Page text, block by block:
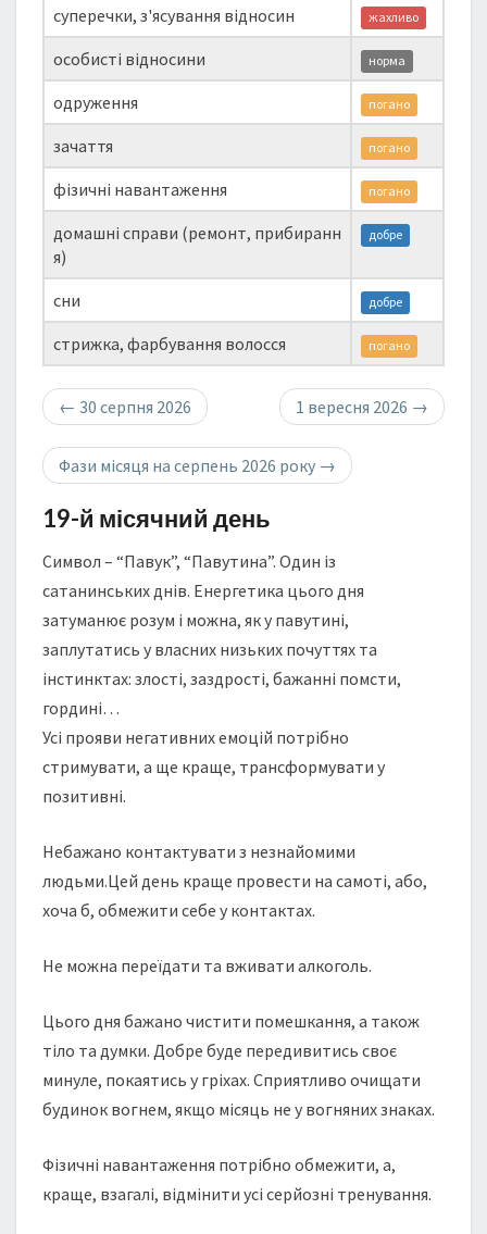
суперечки, з'ясування відносин жахливо
особисті відносини норма
одруження погано
зачаття погано
фізичні навантаження погано
домашні справи (ремонт, прибиранн
я)
добре
сни добре
стрижка, фарбування волосся погано
← 30 серпня 2026 1 вересня 2026 →
Фази місяця на серпень 2026 року →
19-й місячний день
Символ – “Павук”, “Павутина”. Один із
сатанинських днів. Енергетика цього дня
затуманює розум і можна, як у павутині,
заплутатись у власних низьких почуттях та
інстинктах: злості, заздрості, бажанні помсти,
гордині…
Усі прояви негативних емоцій потрібно
стримувати, а ще краще, трансформувати у
позитивні.
Небажано контактувати з незнайомими
людьми.Цей день краще провести на самоті, або,
хоча б, обмежити себе у контактах.
Не можна переїдати та вживати алкоголь.
Цього дня бажано чистити помешкання, а також
тіло та думки. Добре буде передивитись своє
минуле, покаятись у гріхах. Сприятливо очищати
будинок вогнем, якщо місяць не у вогняних знаках.
Фізичні навантаження потрібно обмежити, а,
краще, взагалі, відмінити усі серйозні тренування.